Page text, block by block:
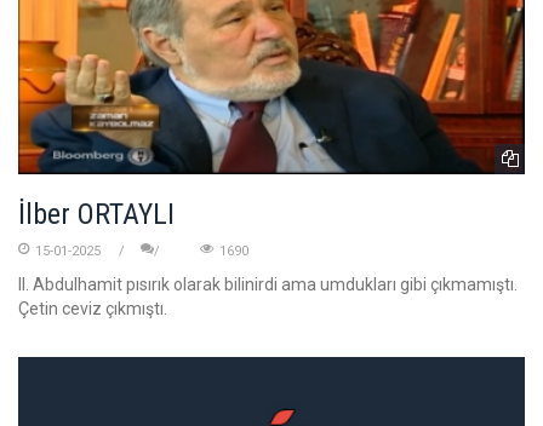
İlber ORTAYLI
15-01-2025 1690
II. Abdulhamit pısırık olarak bilinirdi ama umdukları gibi çıkmamıştı.
Çetin ceviz çıkmıştı.